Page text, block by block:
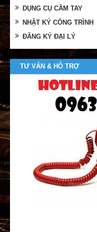
DỤNG CỤ CẦM TAY
NHẬT KÝ CÔNG TRÌNH
ĐĂNG KÝ ĐẠI LÝ
TƯ VẤN & HỖ TRỢ